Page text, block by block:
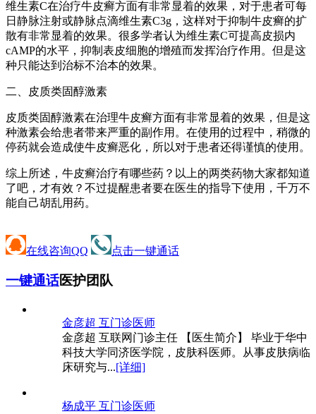
维生素C在治疗牛皮癣方面有非常显着的效果，对于患者可每
日静脉注射或静脉点滴维生素C3g，这样对于抑制牛皮癣的扩
散有非常显着的效果。很多学者认为维生素C可提高皮损内
cAMP的水平，抑制表皮细胞的增殖而发挥治疗作用。但是这
种只能达到治标不治本的效果。
二、皮质类固醇激素
皮质类固醇激素在治理牛皮癣方面有非常显着的效果，但是这
种激素会给患者带来严重的副作用。在使用的过程中，稍微的
停药就会造成使牛皮癣恶化，所以对于患者还得谨慎的使用。
综上所述，牛皮癣治疗有哪些药？以上的两类药物大家都知道
了吧，才有效？不过提醒患者要在医生的指导下使用，千万不
能自己胡乱用药。
在线咨询QQ 点击一键通话
一键通话医护团队
金彦超 互门诊医师
金彦超 互联网门诊主任 【医生简介】 毕业于华中
科技大学同济医学院，皮肤科医师。从事皮肤病临
床研究与...[详细]
杨成平 互门诊医师